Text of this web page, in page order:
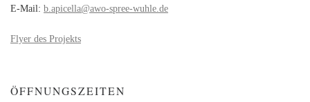
E-Mail: b.apicella@awo-spree-wuhle.de
Flyer des Projekts
ÖFFNUNGSZEITEN